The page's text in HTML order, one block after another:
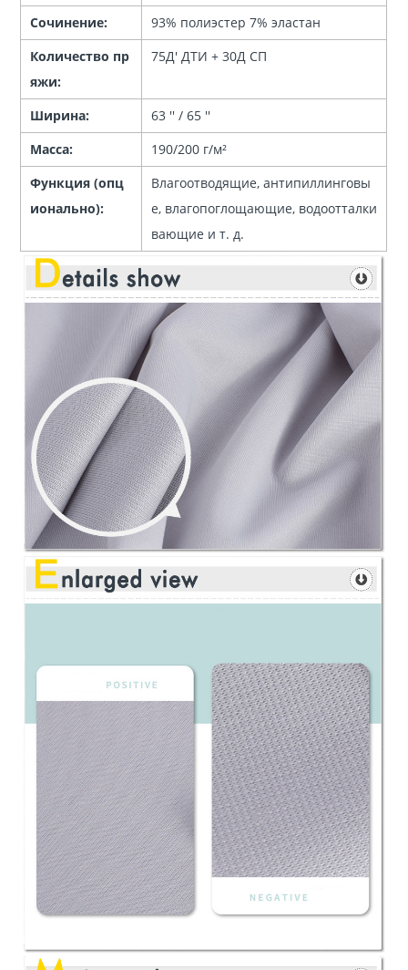
Сочинение:
93% полиэстер 7% эластан
Количество пр
яжи:
75Д' ДТИ + 30Д СП
Ширина:
63 '' / 65 ''
Масса:
190/200 г/м²
Функция (опц
ионально):
Влагоотводящие, антипиллинговы
е, влагопоглощающие, водоотталки
вающие и т. д.